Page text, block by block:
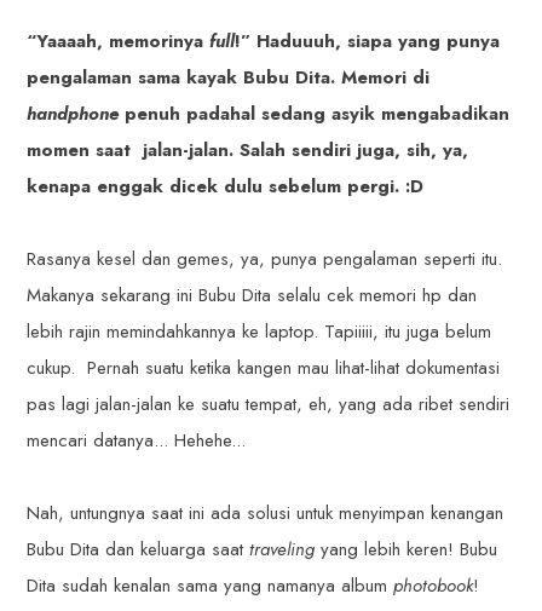
“Yaaaah, memorinyafull!” Haduuuh, siapa yang punya
pengalaman sama kayak Bubu Dita. Memori di
handphonepenuh padahal sedang asyik mengabadikan
momen saat jalan-jalan. Salah sendiri juga, sih, ya,
kenapa enggak dicek dulu sebelum pergi. :D
Rasanya kesel dan gemes, ya, punya pengalaman seperti itu.
Makanya sekarang ini Bubu Dita selalu cek memori hp dan
lebih rajin memindahkannya ke laptop. Tapiiiii, itu juga belum
cukup. Pernah suatu ketika kangen mau lihat-lihat dokumentasi
pas lagi jalan-jalan ke suatu tempat, eh, yang ada ribet sendiri
mencari datanya... Hehehe...
Nah, untungnya saat ini ada solusi untuk menyimpan kenangan
Bubu Dita dan keluarga saattravelingyang lebih keren! Bubu
Dita sudah kenalan sama yang namanya albumphotobook!